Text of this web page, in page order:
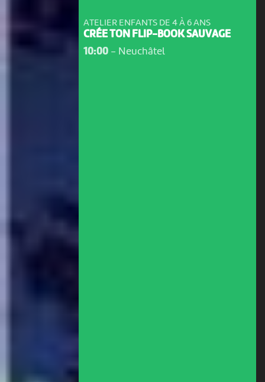
ATELIER ENFANTS DE 4 À 6 ANS
CRÉE TON FLIP-BOOK SAUVAGE
10:00- Neuchâtel